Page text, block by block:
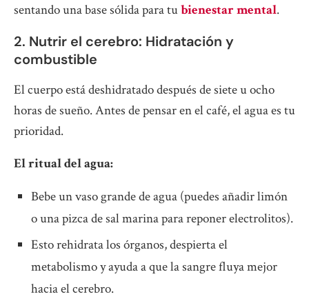
sentando una base sólida para tubienestar mental.
2. Nutrir el cerebro: Hidratación y
combustible
El cuerpo está deshidratado después de siete u ocho
horas de sueño. Antes de pensar en el café, el agua es tu
prioridad.
El ritual del agua:
Bebe un vaso grande de agua (puedes añadir limón
o una pizca de sal marina para reponer electrolitos).
Esto rehidrata los órganos, despierta el
metabolismo y ayuda a que la sangre fluya mejor
hacia el cerebro.